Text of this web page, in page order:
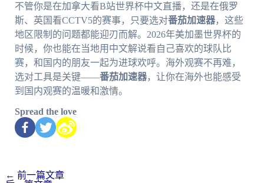
不管你是在加拿大看B站世界杯中文直播，还是在俄罗
斯、英国看CCTV5的赛事，只要选对番茄加速器，这些
地区限制的问题都能迎刃而解。2026年美加墨世界杯的
时候，你也能在当地用中文解说看自己喜欢的球队比
赛，和国内的朋友一起为进球欢呼。海外观赛不再难，
选对工具是关键——番茄加速器，让你在海外也能感受
到国内观赛的温暖和激情。
Spread the love
← 前一篇文章